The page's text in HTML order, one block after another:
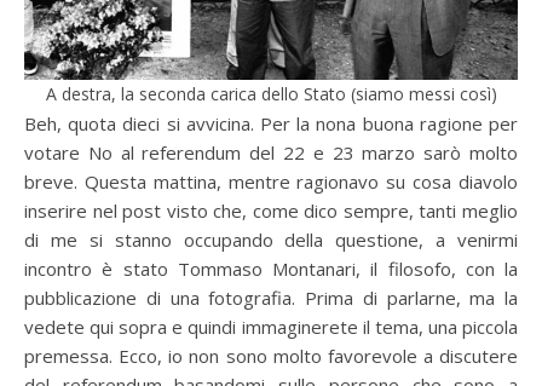
A destra, la seconda carica dello Stato (siamo messi così)
Beh, quota dieci si avvicina. Per la nona buona ragione per
votare No al referendum del 22 e 23 marzo sarò molto
breve. Questa mattina, mentre ragionavo su cosa diavolo
inserire nel post visto che, come dico sempre, tanti meglio
di me si stanno occupando della questione, a venirmi
incontro è stato Tommaso Montanari, il filosofo, con la
pubblicazione di una fotografia. Prima di parlarne, ma la
vedete qui sopra e quindi immaginerete il tema, una piccola
premessa. Ecco, io non sono molto favorevole a discutere